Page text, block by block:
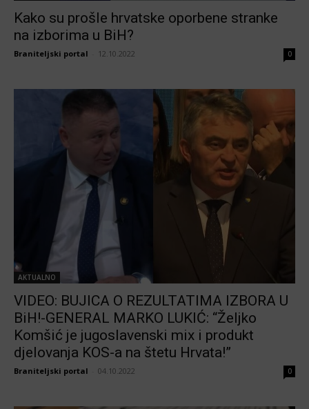
Kako su prošle hrvatske oporbene stranke
na izborima u BiH?
Braniteljski portal 12.10.2022 0
AKTUALNO
VIDEO: BUJICA O REZULTATIMA IZBORA U
BiH!-GENERAL MARKO LUKIĆ: “Željko
Komšić je jugoslavenski mix i produkt
djelovanja KOS-a na štetu Hrvata!”
Braniteljski portal 04.10.2022 0